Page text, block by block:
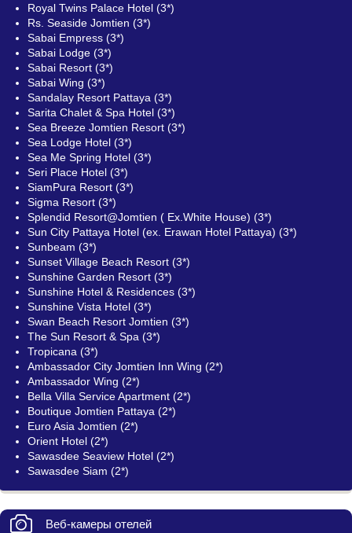
Royal Twins Palace Hotel (3*)
Rs. Seaside Jomtien (3*)
Sabai Empress (3*)
Sabai Lodge (3*)
Sabai Resort (3*)
Sabai Wing (3*)
Sandalay Resort Pattaya (3*)
Sarita Chalet & Spa Hotel (3*)
Sea Breeze Jomtien Resort (3*)
Sea Lodge Hotel (3*)
Sea Me Spring Hotel (3*)
Seri Place Hotel (3*)
SiamPura Resort (3*)
Sigma Resort (3*)
Splendid Resort@Jomtien ( Ex.White House) (3*)
Sun City Pattaya Hotel (ex. Erawan Hotel Pattaya) (3*)
Sunbeam (3*)
Sunset Village Beach Resort (3*)
Sunshine Garden Resort (3*)
Sunshine Hotel & Residences (3*)
Sunshine Vista Hotel (3*)
Swan Beach Resort Jomtien (3*)
The Sun Resort & Spa (3*)
Tropicana (3*)
Ambassador City Jomtien Inn Wing (2*)
Ambassador Wing (2*)
Bella Villa Service Apartment (2*)
Boutique Jomtien Pattaya (2*)
Euro Asia Jomtien (2*)
Orient Hotel (2*)
Sawasdee Seaview Hotel (2*)
Sawasdee Siam (2*)
Веб-камеры отелей